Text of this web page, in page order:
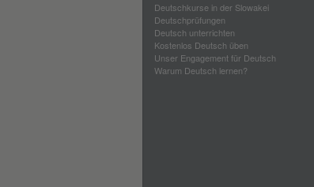
Deutschkurse in der Slowakei
Deutschprüfungen
Deutsch unterrichten
Kostenlos Deutsch üben
Unser Engagement für Deutsch
Warum Deutsch lernen?